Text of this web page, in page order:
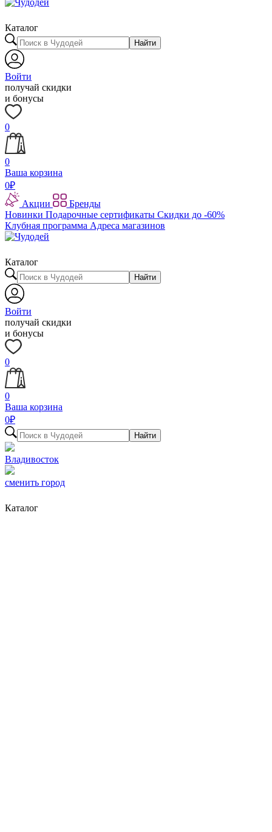
Каталог
Найти
Войти
получай скидки
и бонусы
0
0
Ваша корзина
0₽
Акции
Бренды
Новинки Подарочные сертификаты Скидки до -60%
Клубная программа Адреса магазинов
Каталог
Найти
Войти
получай скидки
и бонусы
0
0
Ваша корзина
0₽
Найти
Владивосток
сменить город
Каталог